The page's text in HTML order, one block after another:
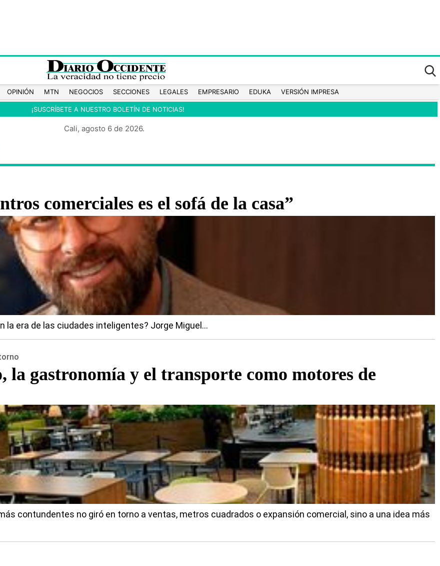
OPINIÓN MTN NEGOCIOS SECCIONES LEGALES EMPRESARIO EDUKA VERSIÓN IMPRESA
¡SUSCRÍBETE A NUESTRO BOLETÍN DE NOTICIAS!
Cali, agosto 6 de 2026.
comerciales es el sofá de la casa”
la era de las ciudades inteligentes? Jorge Miguel...
gastronomía y el transporte como motores de
contundentes no giró en torno a ventas, metros cuadrados o expansión comercial, sino a una idea más